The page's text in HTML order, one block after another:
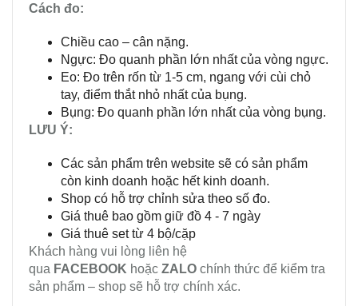
Cách đo:
Chiều cao – cân nặng.
Ngực: Đo quanh phần lớn nhất của vòng ngực.
Eo: Đo trên rốn từ 1-5 cm, ngang với cùi chỏ
tay, điểm thắt nhỏ nhất của bụng.
Bụng: Đo quanh phần lớn nhất của vòng bụng.
LƯU Ý:
Các sản phẩm trên website sẽ có sản phẩm
còn kinh doanh hoặc hết kinh doanh.
Shop có hỗ trợ chỉnh sửa theo số đo.
Giá thuê bao gồm giữ đồ 4 - 7 ngày
Giá thuê set từ 4 bộ/cặp
Khách hàng vui lòng liên hệ
qua FACEBOOK hoặc ZALO chính thức để kiểm tra
sản phẩm – shop sẽ hỗ trợ chính xác.